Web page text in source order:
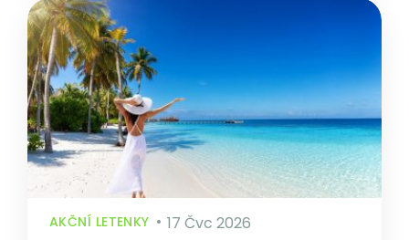
AKČNÍ LETENKY 17 Čvc 2026